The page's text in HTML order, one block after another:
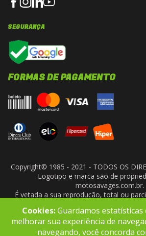
SEGURANÇA
FORMAS DE PAGAMENTO
Copyright© 1985 - 2021 - TODOS OS
Logotipo e marca são de
motosavages.com.br.
É vetada a sua reprodução, total ou
- CNPJ: 10.927.924/
Cookies:Guardamos estatísticas
melhorar sua experiência de
navegando, você concorda